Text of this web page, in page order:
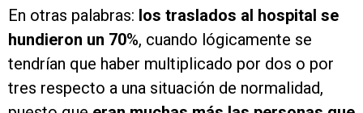
En otras palabras: los traslados al hospital se
hundieron un 70%, cuando lógicamente se
tendrían que haber multiplicado por dos o por
tres respecto a una situación de normalidad,